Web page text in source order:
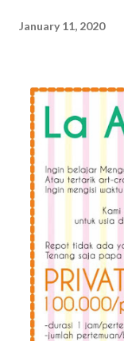
January 11, 2020